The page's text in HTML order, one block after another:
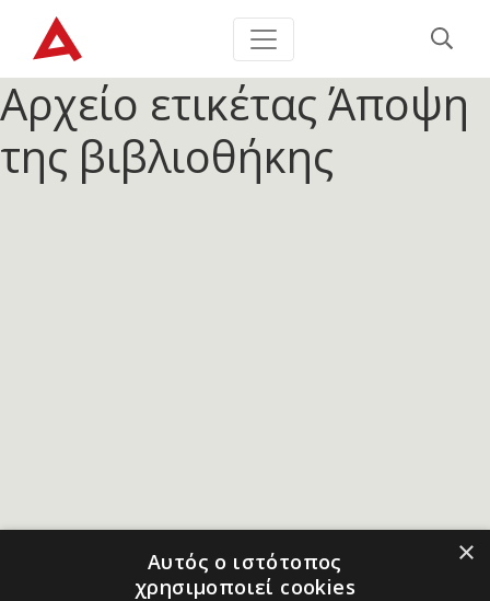
Αρχείο ετικέτας Άποψη
της βιβλιοθήκης
×
Αυτός ο ιστότοπος
χρησιμοποιεί cookies